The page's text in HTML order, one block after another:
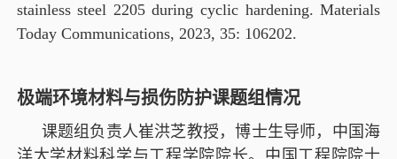
stainless steel 2205 during cyclic hardening. Materials
Today Communications, 2023, 35: 106202.
极端环境材料与损伤防护课题组情况
课题组负责人崔洪芝教授，博士生导师，中国海